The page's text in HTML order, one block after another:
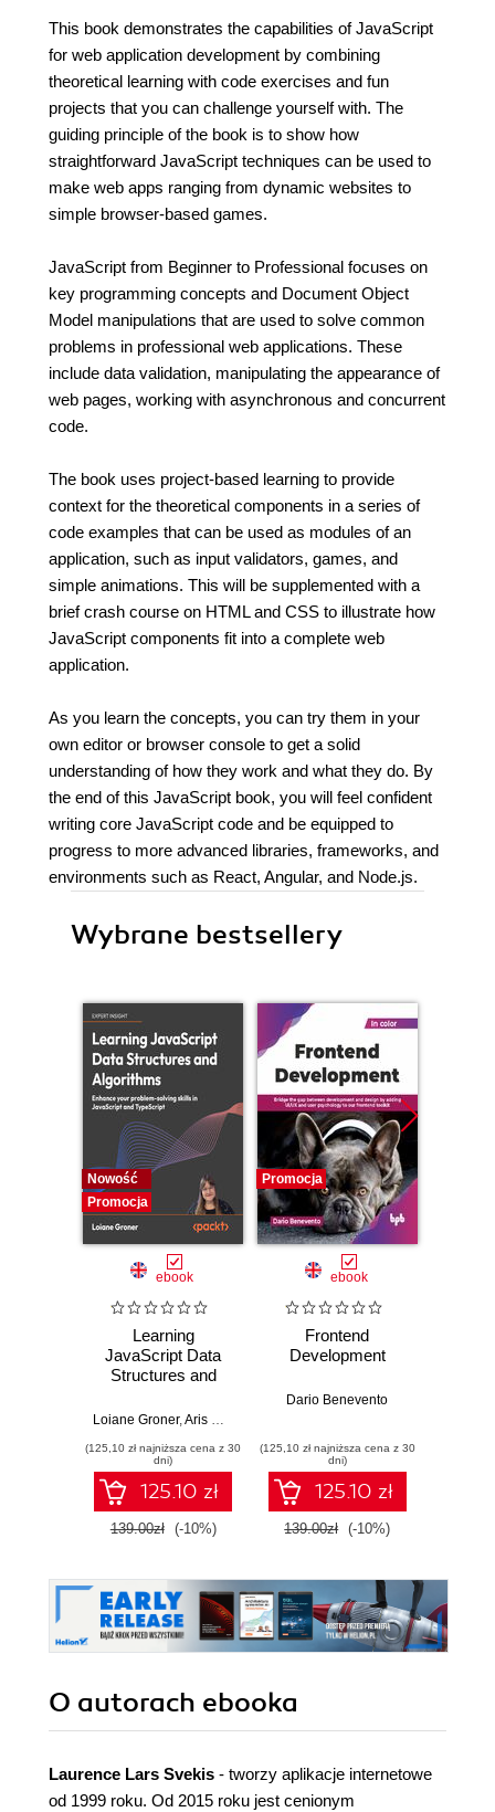
This book demonstrates the capabilities of JavaScript
for web application development by combining
theoretical learning with code exercises and fun
projects that you can challenge yourself with. The
guiding principle of the book is to show how
straightforward JavaScript techniques can be used to
make web apps ranging from dynamic websites to
simple browser-based games.
JavaScript from Beginner to Professional focuses on
key programming concepts and Document Object
Model manipulations that are used to solve common
problems in professional web applications. These
include data validation, manipulating the appearance of
web pages, working with asynchronous and concurrent
code.
The book uses project-based learning to provide
context for the theoretical components in a series of
code examples that can be used as modules of an
application, such as input validators, games, and
simple animations. This will be supplemented with a
brief crash course on HTML and CSS to illustrate how
JavaScript components fit into a complete web
application.
As you learn the concepts, you can try them in your
own editor or browser console to get a solid
understanding of how they work and what they do. By
the end of this JavaScript book, you will feel confident
writing core JavaScript code and be equipped to
progress to more advanced libraries, frameworks, and
environments such as React, Angular, and Node.js.
Wybrane bestsellery
Nowość
Promocja
ebook
Learning
JavaScript Data
Structures and
Enhance your
skills in JavaScript
and TypeScript -
Fourth Edition
Loiane Groner,Aris Markogiannakis
(125,10 zł najniższa cena z 30
dni)
125.10 zł
139.00zł (-10%)
Promocja
ebook
Frontend
Development
Dario Benevento
(125,10 zł najniższa cena z 30
dni)
125.10 zł
139.00zł (-10%)
O autorach ebooka
Laurence Lars Svekis - tworzy aplikacje internetowe
od 1999 roku. Od 2015 roku jest cenionym